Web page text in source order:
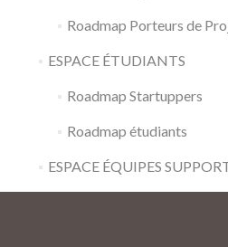
Roadmap Porteurs de
ESPACE ÉTUDIANTS
Roadmap Startuppers
Roadmap étudiants
ESPACE ÉQUIPES